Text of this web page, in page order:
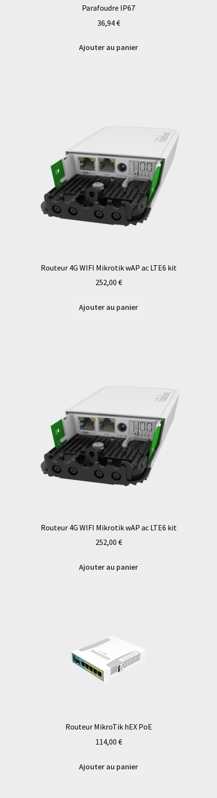
Parafoudre IP67
36,94€
Ajouter au panier
Routeur 4G WIFI Mikrotik wAP ac LTE6 kit
252,00 €
Ajouter au panier
Routeur 4G WIFI Mikrotik wAP ac LTE6 kit
252,00 €
Ajouter au panier
Routeur MikroTik hEX PoE
114,00 €
Ajouter au panier